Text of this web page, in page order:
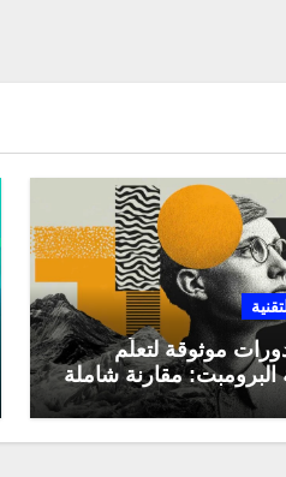
موثوقة لتعلّم
مقارنة شاملة